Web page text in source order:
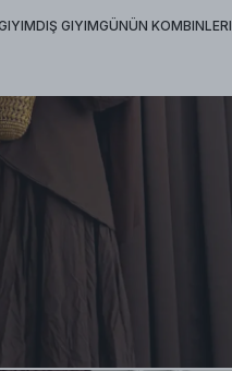
DIŞ GIYIMGÜNÜN KOMBINLERI